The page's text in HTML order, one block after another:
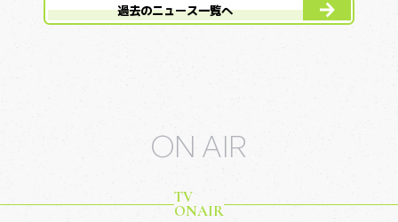
過去のニュース一覧へ
ON AIR
TV
ONAIR